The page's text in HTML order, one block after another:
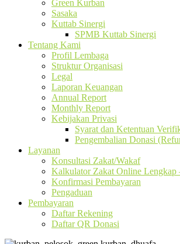
Green Kurban
Sasaka
Kuttab Sinergi
SPMB Kuttab Sinergi
Tentang Kami
Profil Lembaga
Struktur Organisasi
Legal
Laporan Keuangan
Annual Report
Monthly Report
Kebijakan Privasi
Syarat dan Ketentuan
Pengembalian Donasi
Layanan
Konsultasi Zakat/Wakaf
Kalkulator Zakat Online Lengkap
Konfirmasi Pembayaran
Pengaduan
Pembayaran
Daftar Rekening
Daftar QR Donasi